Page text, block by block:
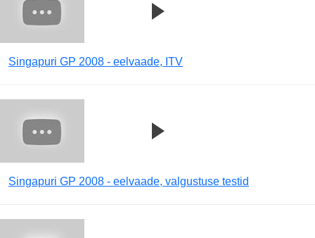
Singapuri GP 2008 - eelvaade, ITV
Singapuri GP 2008 - eelvaade, valgustuse testid